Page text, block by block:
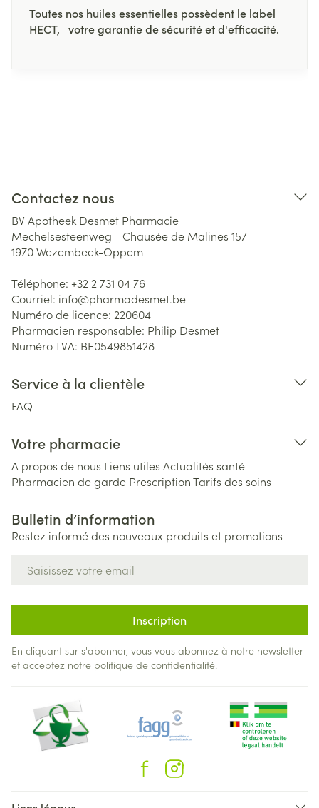
Toutes nos huiles essentielles possèdent le label
HECT, votre garantie de sécurité et d'efficacité.
Contactez nous
BV Apotheek Desmet Pharmacie
Mechelsesteenweg - Chausée de Malines 157
1970Wezembeek-Oppem
Téléphone: +32 2 731 04 76
Courriel: info@pharmadesmet.be
Numéro de licence: 220604
Pharmacien responsable: Philip Desmet
Numéro TVA: BE0549851428
Service à la clientèle
FAQ
Votre pharmacie
A propos de nous Liens utiles Actualités santé
Pharmacien de garde PrescriptionTarifs des soins
Bulletin d’information
Restez informé des nouveaux produits et promotions
Inscription
En cliquant sur s'abonner, vous vous abonnez à notre newsletter
et acceptez notre politique de confidentialité.